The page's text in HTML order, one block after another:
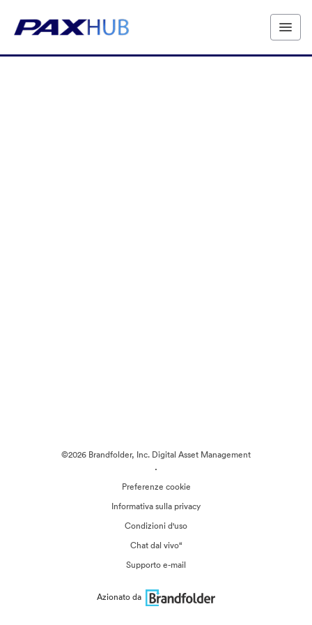
©2026 Brandfolder, Inc. Digital Asset Management
·
Preferenze cookie
Informativa sulla privacy
Condizioni d'uso
Chat dal vivo“
Supporto e-mail
Azionato da